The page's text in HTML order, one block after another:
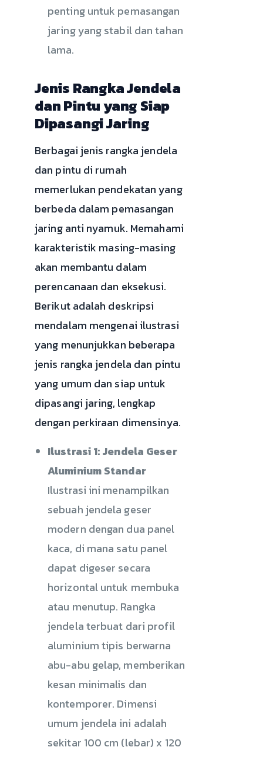
penting untuk pemasangan
jaring yang stabil dan tahan
lama.
Jenis Rangka Jendela
dan Pintu yang Siap
Dipasangi Jaring
Berbagai jenis rangka jendela
dan pintu di rumah
memerlukan pendekatan yang
berbeda dalam pemasangan
jaring anti nyamuk. Memahami
karakteristik masing-masing
akan membantu dalam
perencanaan dan eksekusi.
Berikut adalah deskripsi
mendalam mengenai ilustrasi
yang menunjukkan beberapa
jenis rangka jendela dan pintu
yang umum dan siap untuk
dipasangi jaring, lengkap
dengan perkiraan dimensinya.
Ilustrasi 1: Jendela Geser
Aluminium Standar
Ilustrasi ini menampilkan
sebuah jendela geser
modern dengan dua panel
kaca, di mana satu panel
dapat digeser secara
horizontal untuk membuka
atau menutup. Rangka
jendela terbuat dari profil
aluminium tipis berwarna
abu-abu gelap, memberikan
kesan minimalis dan
kontemporer. Dimensi
umum jendela ini adalah
sekitar 100 cm (lebar) x 120